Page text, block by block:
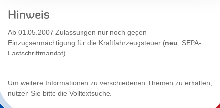
Hinweis
Ab 01.05.2007 Zulassungen nur noch gegen
Einzugsermächtigung für die Kraftfahrzeugsteuer (neu: SEPA-
Lastschriftmandat)
Um weitere Informationen zu verschiedenen Themen zu erhalten,
nutzen Sie bitte die Volltextsuche.